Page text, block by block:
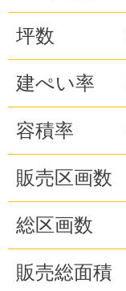
坪数
建ぺい率
容積率
販売区画数
総区画数
販売総面積